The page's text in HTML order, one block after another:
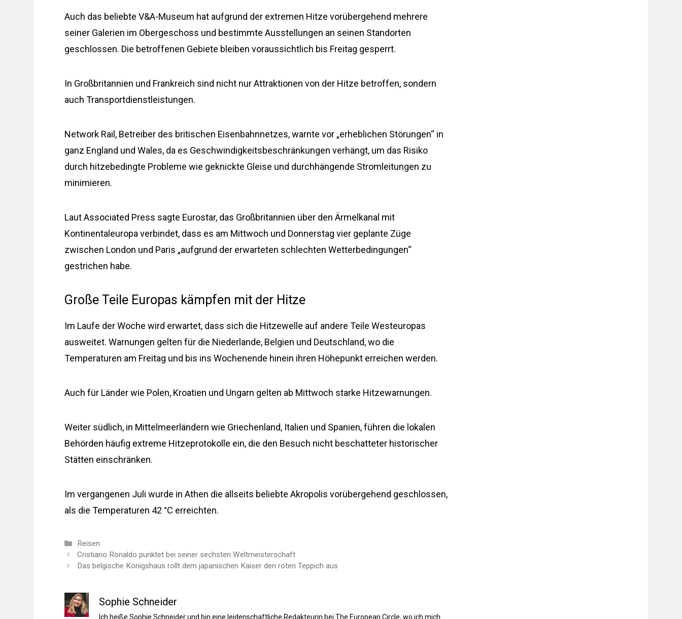
Auch das beliebte V&A-Museum hat aufgrund der extremen Hitze vorübergehend mehrere
seiner Galerien im Obergeschoss und bestimmte Ausstellungen an seinen Standorten
geschlossen. Die betroffenen Gebiete bleiben voraussichtlich bis Freitag gesperrt.
In Großbritannien und Frankreich sind nicht nur Attraktionen von der Hitze betroffen, sondern
auch Transportdienstleistungen.
Network Rail, Betreiber des britischen Eisenbahnnetzes, warnte vor „erheblichen Störungen“ in
ganz England und Wales, da es Geschwindigkeitsbeschränkungen verhängt, um das Risiko
durch hitzebedingte Probleme wie geknickte Gleise und durchhängende Stromleitungen zu
minimieren.
Laut Associated Press sagte Eurostar, das Großbritannien über den Ärmelkanal mit
Kontinentaleuropa verbindet, dass es am Mittwoch und Donnerstag vier geplante Züge
zwischen London und Paris „aufgrund der erwarteten schlechten Wetterbedingungen“
gestrichen habe.
Große Teile Europas kämpfen mit der Hitze
Im Laufe der Woche wird erwartet, dass sich die Hitzewelle auf andere Teile Westeuropas
ausweitet. Warnungen gelten für die Niederlande, Belgien und Deutschland, wo die
Temperaturen am Freitag und bis ins Wochenende hinein ihren Höhepunkt erreichen werden.
Auch für Länder wie Polen, Kroatien und Ungarn gelten ab Mittwoch starke Hitzewarnungen.
Weiter südlich, in Mittelmeerländern wie Griechenland, Italien und Spanien, führen die lokalen
Behörden häufig extreme Hitzeprotokolle ein, die den Besuch nicht beschatteter historischer
Stätten einschränken.
Im vergangenen Juli wurde in Athen die allseits beliebte Akropolis vorübergehend geschlossen,
als die Temperaturen 42 °C erreichten.
Kategorien
Reisen
Cristiano Ronaldo punktet bei seiner sechsten Weltmeisterschaft
Das belgische Königshaus rollt dem japanischen Kaiser den roten Teppich aus
Sophie Schneider
Ich heiße Sophie Schneider und bin eine leidenschaftliche Redakteurin bei The European Circle, wo ich mich